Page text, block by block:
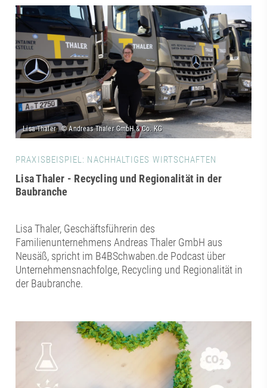
PRAXISBEISPIEL: NACHHALTIGES WIRTSCHAFTEN
Lisa Thaler - Recycling und Regionalität in der
Baubranche
Lisa Thaler, Geschäftsführerin des
Familienunternehmens Andreas Thaler GmbH aus
Neusäß, spricht im B4BSchwaben.de Podcast über
Unternehmensnachfolge, Recycling und Regionalität in
der Baubranche.